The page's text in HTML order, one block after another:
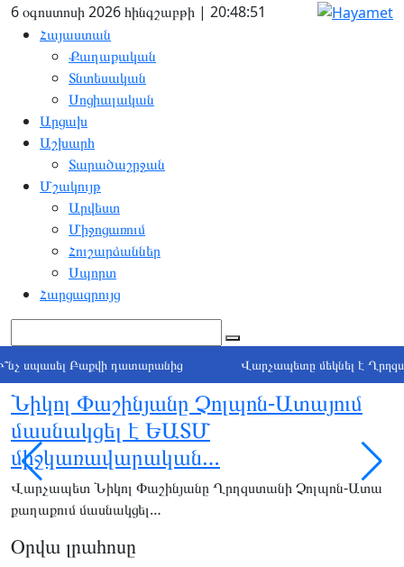
6 օգոստոսի 2026 հինգշաբթի | 20:48:52
Հայաստան
Քաղաքական
Տնտեսական
Սոցիալական
Արցախ
Աշխարհ
Տարածաշրջան
Մշակույթ
Արվեստ
Միջոցառում
Հուշարձաններ
Սպորտ
Հարցազրույց
Բաքվի դատարանից Վարչապետը մեկնել է Ղրղզստան
Նիկոլ Փաշինյանը Չոլպոն-Ատայում
մասնակցել է ԵԱՏՄ
միջկառավարական…
Վարչապետ Նիկոլ Փաշինյանը Ղրղզստանի Չոլպոն-Ատա
քաղաքում մասնակցել…
Օրվա լրահոսը